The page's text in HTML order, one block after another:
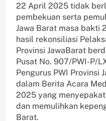
22 April 2025 tidak
pembekuan serta
Jawa Barat masa bakti
hasil rekonsiliasi
Provinsi JawaBarat
Pusat No. 907/PWI-P/
Pengurus PWI Provinsi
dalam Berita Acara
2025 yang
dan memulihkan
Barat.